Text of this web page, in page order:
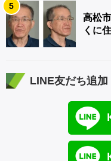
5
高松
くに
LINE友だち追加